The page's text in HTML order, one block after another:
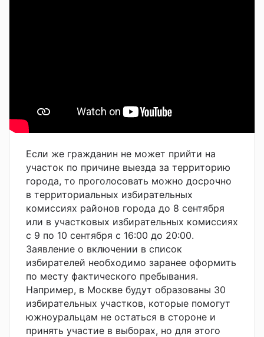
Если же гражданин не может прийти на
участок по причине выезда за территорию
города, то проголосовать можно досрочно
в территориальных избирательных
комиссиях районов города до 8 сентября
или в участковых избирательных комиссиях
с 9 по 10 сентября с 16:00 до 20:00.
Заявление о включении в список
избирателей необходимо заранее оформить
по месту фактического пребывания.
Например, в Москве будут образованы 30
избирательных участков, которые помогут
южноуральцам не остаться в стороне и
принять участие в выборах, но для этого